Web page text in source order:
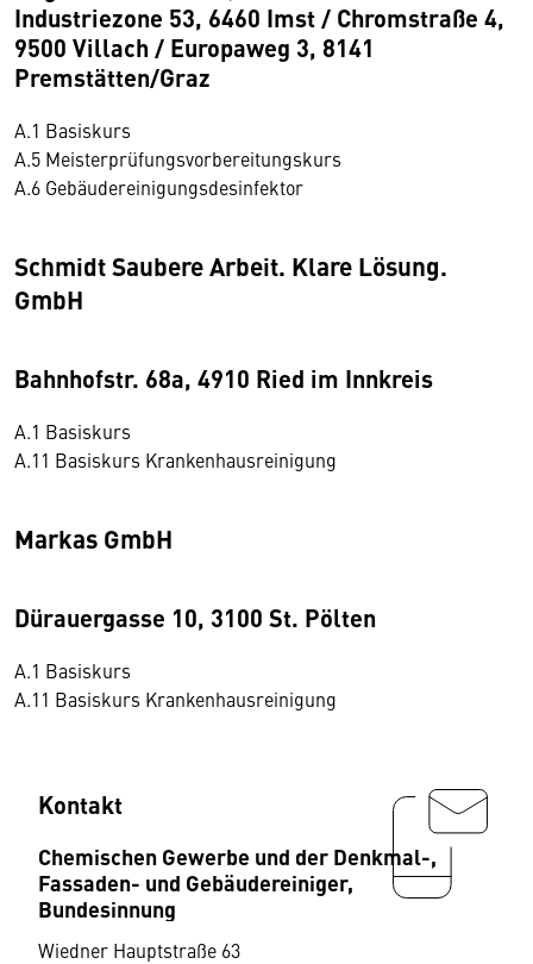
Industriezone 53, 6460 Imst / Chromstraße 4,
9500 Villach / Europaweg 3, 8141
Premstätten/Graz
A.1 Basiskurs
A.5 Meisterprüfungsvorbereitungskurs
A.6 Gebäudereinigungsdesinfektor
Schmidt Saubere Arbeit. Klare Lösung.
GmbH
Bahnhofstr. 68a, 4910 Ried im Innkreis
A.1 Basiskurs
A.11 Basiskurs Krankenhausreinigung
Markas GmbH
Dürauergasse 10, 3100 St. Pölten
A.1 Basiskurs
A.11 Basiskurs Krankenhausreinigung
Kontakt
Chemischen Gewerbe und der Denkmal-,
Fassaden- und Gebäudereiniger,
Bundesinnung
Wiedner Hauptstraße 63